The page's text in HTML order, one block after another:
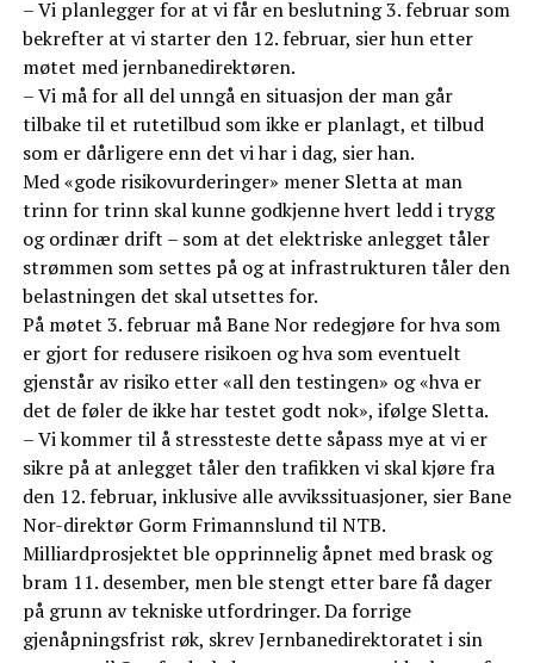
– Vi planlegger for at vi får en beslutning 3. februar som
bekrefter at vi starter den 12. februar, sier hun etter
møtet med jernbanedirektøren.
– Vi må for all del unngå en situasjon der man går
tilbake til et rutetilbud som ikke er planlagt, et tilbud
som er dårligere enn det vi har i dag, sier han.
Med «gode risikovurderinger» mener Sletta at man
trinn for trinn skal kunne godkjenne hvert ledd i trygg
og ordinær drift – som at det elektriske anlegget tåler
strømmen som settes på og at infrastrukturen tåler den
belastningen det skal utsettes for.
På møtet 3. februar må Bane Nor redegjøre for hva som
er gjort for redusere risikoen og hva som eventuelt
gjenstår av risiko etter «all den testingen» og «hva er
det de føler de ikke har testet godt nok», ifølge Sletta.
– Vi kommer til å stressteste dette såpass mye at vi er
sikre på at anlegget tåler den trafikken vi skal kjøre fra
den 12. februar, inklusive alle avvikssituasjoner, sier Bane
Nor-direktør Gorm Frimannslund til NTB.
Milliardprosjektet ble opprinnelig åpnet med brask og
bram 11. desember, men ble stengt etter bare få dager
på grunn av tekniske utfordringer. Da forrige
gjenåpningsfrist røk, skrev Jernbanedirektoratet i sin